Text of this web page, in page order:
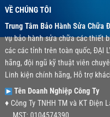
VỀ CHÚNG TÔI
Trung Tâm Bảo Hành Sửa Chữa
vụ bảo hành sửa chữa các thiết
các các tỉnh trên toàn quốc, ĐẠI
hãng, đội ngũ kỹ thuật viên
Linh kiện chính hãng, Hỗ trợ
Tên Doanh Nghiệp Công Ty
♦ Công Ty TNHH TM và KT Điện